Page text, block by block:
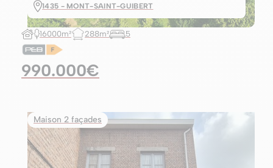
1435 - MONT-SAINT-GUIBERT
16000m² 288m² 5
990.000€
Maison 2 façades